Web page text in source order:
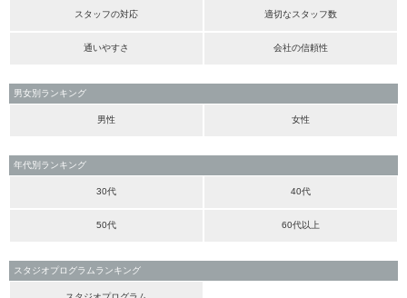
スタッフの対応 適切なスタッフ数
通いやすさ 会社の信頼性
男女別ランキング
男性 女性
年代別ランキング
30代 40代
50代 60代以上
スタジオプログラムランキング